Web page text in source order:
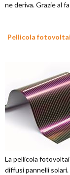
ne deriva. Grazie al
Pellicola
La pellicola
diffusi pannelli